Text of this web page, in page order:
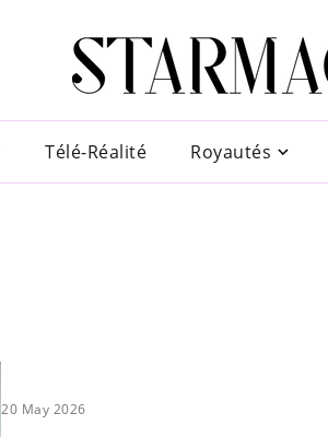
Télé-Réalité Royautés
20 May 2026